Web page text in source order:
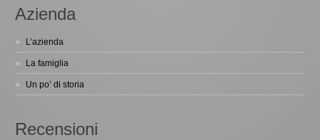
Azienda
L’azienda
La famiglia
Un po’ di storia
Recensioni